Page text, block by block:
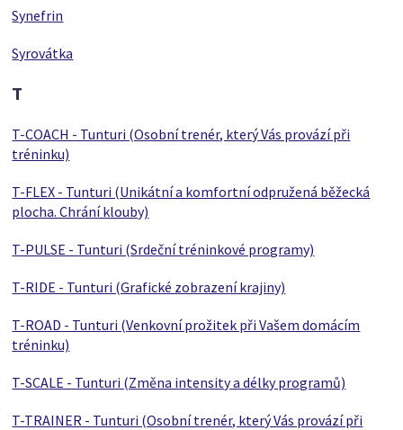
Synefrin
Syrovátka
T
T-COACH - Tunturi (Osobní trenér, který Vás provází při
tréninku)
T-FLEX - Tunturi (Unikátní a komfortní odpružená běžecká
plocha. Chrání klouby)
T-PULSE - Tunturi (Srdeční tréninkové programy)
T-RIDE - Tunturi (Grafické zobrazení krajiny)
T-ROAD - Tunturi (Venkovní prožitek při Vašem domácím
tréninku)
T-SCALE - Tunturi (Změna intensity a délky programů)
T-TRAINER - Tunturi (Osobní trenér, který Vás provází při